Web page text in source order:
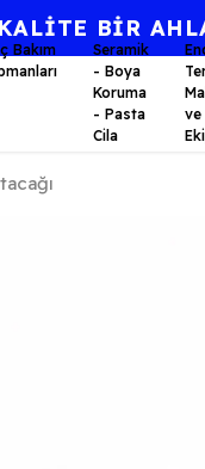
BİR
Bakım
Seramik
- Boya
Koruma
- Pasta
Cila
ve